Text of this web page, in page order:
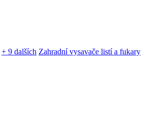
+ 9 dalších Zahradní vysavače listí a fukary